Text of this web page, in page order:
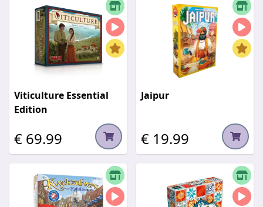
Viticulture Essential
Edition
€ 69.99
Jaipur
€ 19.99